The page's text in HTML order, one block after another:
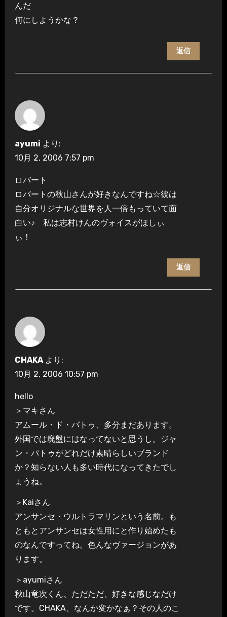
んだ
何にしようかな？
返信
ayumi より:
10月 2, 2006 7:57 pm
ロバート
ロバートの秋山さんが好きなんですね☆彼は
自分オリジナルな世界を人一倍もっていて面
白い♪ 私は志村けんのヴォイスがほしぃ
ぃ！
返信
CHAKA より:
10月 2, 2006 10:57 pm
hello
＞マキさん
アムール・ド・パトゥ、多分まだあります。
外国では廃盤にはなってないと思うし。ジャ
ン・パトゥがどれだけ素晴らしいブランド
か？知らない人も多い時代になってきたでし
ょうね。
＞Kaiさん
アンサンセ・ウルトラマリンという名前。も
ともとアンサンセは女性用にと作り始めたも
のなんですってね。色んなヴァージョンがあ
ります。
＞ayumiさん
秋山竜次くん、ただただ、好きな感じなだけ
です。CHAKA、なんか変かなぁ？その人のこ